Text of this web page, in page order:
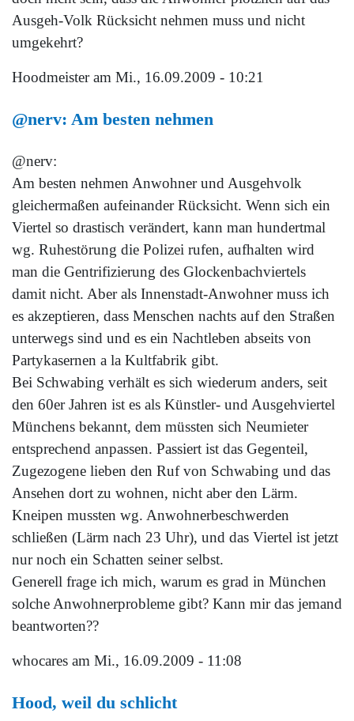
Ausgeh-Volk Rücksicht nehmen muss und nicht
umgekehrt?
Hoodmeisteram Mi., 16.09.2009 - 10:21
@nerv: Am besten nehmen
@nerv:
Am besten nehmen Anwohner und Ausgehvolk
gleichermaßen aufeinander Rücksicht. Wenn sich ein
Viertel so drastisch verändert, kann man hundertmal
wg. Ruhestörung die Polizei rufen, aufhalten wird
man die Gentrifizierung des Glockenbachviertels
damit nicht. Aber als Innenstadt-Anwohner muss ich
es akzeptieren, dass Menschen nachts auf den Straßen
unterwegs sind und es ein Nachtleben abseits von
Partykasernen a la Kultfabrik gibt.
Bei Schwabing verhält es sich wiederum anders, seit
den 60er Jahren ist es als Künstler- und Ausgehviertel
Münchens bekannt, dem müssten sich Neumieter
entsprechend anpassen. Passiert ist das Gegenteil,
Zugezogene lieben den Ruf von Schwabing und das
Ansehen dort zu wohnen, nicht aber den Lärm.
Kneipen mussten wg. Anwohnerbeschwerden
schließen (Lärm nach 23 Uhr), und das Viertel ist jetzt
nur noch ein Schatten seiner selbst.
Generell frage ich mich, warum es grad in München
solche Anwohnerprobleme gibt? Kann mir das jemand
beantworten??
whocares am Mi., 16.09.2009 - 11:08
Hood, weil du schlicht